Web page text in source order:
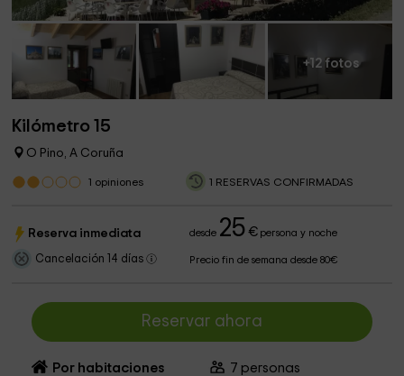
+12 fotos
Kilómetro 15
O Pino, A Coruña
1 opiniones 1 RESERVAS CONFIRMADAS
Reserva inmediata desde 25 €persona y noche
Cancelación 14 días Precio fin de semana desde 80€
Reservar ahora
Por habitaciones 7 personas